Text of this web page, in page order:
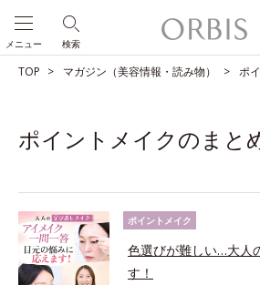
検索
メニュー
TOP マガジン（美容情報・読み物） ポ
ポイントメイクのまと
ポイントメイク
色選びが難しい…大人
す！